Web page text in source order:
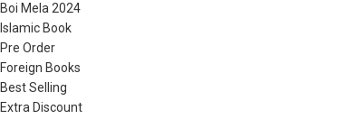
Boi Mela 2024
Islamic Book
Pre Order
Foreign Books
Best Selling
Extra Discount